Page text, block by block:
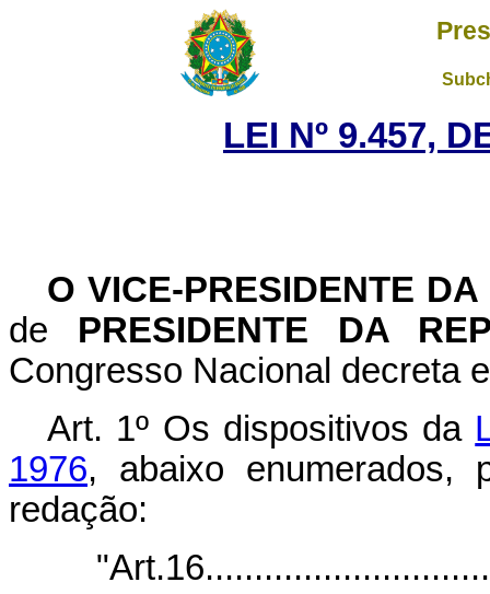
LEI Nº 9.457,
O VICE-PRESIDENTE
de PRESIDENTE DA
Congresso Nacional decreta
Art. 1º Os dispositivos da
1976, abaixo enumerados,
redação: